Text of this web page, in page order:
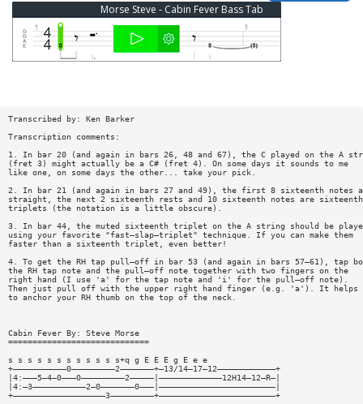
Morse Steve - Cabin Fever Bass Tab
Transcribed by: Ken Barker
Transcription comments:
1. In bar 20 (and again in bars 26, 48 and 67), the C played on the A
(fret 3) might actually be a C# (fret 4). On some days it sounds to me
like one, on some days the other... take your pick.
2. In bar 21 (and again in bars 27 and 49), the first 8 sixteenth notes
straight, the next 2 sixteenth rests and 10 sixteenth notes are sixteenth
triplets (the notation is a little obscure).
3. In bar 44, the muted sixteenth triplet on the A string should be
using your favorite "fast—slap—triplet" technique. If you can make them
faster than a sixteenth triplet, even better!
4. To get the RH tap pull—off in bar 53 (and again in bars 57—61), tap
the RH tap note and the pull—off note together with two fingers on the
right hand (I use 'a' for the tap note and 'i' for the pull—off note).
Then just pull off with the upper right hand finger (e.g. 'a'). It helps
to anchor your RH thumb on the top of the neck.
Cabin Fever By: Steve Morse
=============================
s s s s s s s s s s s s+q g E E E g E e e
+———————————0—————————2———————+—13/14—17—12————————————+
|4:———5—4—0———0—————————2—————|—————————————12H14—12—R—|
|4:—3———————————2—0———————0———|————————————————————————|
+———————————————————3—————————+————————————————————————+